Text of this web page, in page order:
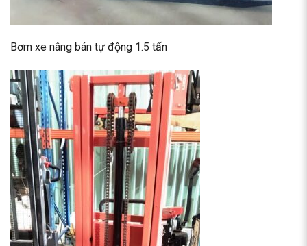
Bơm xe nâng bán tự động 1.5 tấn